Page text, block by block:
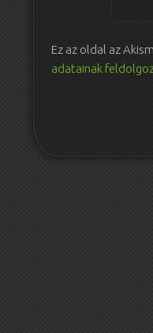
Ez az oldal az
adatainak